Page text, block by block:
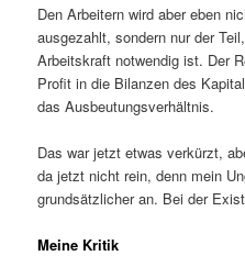
Den Arbeitern wird aber eben
ausgezahlt, sondern nur der
Arbeitskraft notwendig ist. Der
Profit in die Bilanzen des
das Ausbeutungsverhältnis.
Das war jetzt etwas verkürzt,
da jetzt nicht rein, denn mein
grundsätzlicher an. Bei der
Meine Kritik